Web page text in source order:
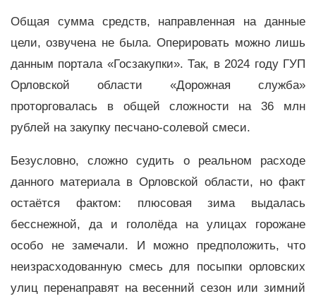
Общая сумма средств, направленная на данные
цели, озвучена не была. Оперировать можно лишь
данным портала «Госзакупки». Так, в 2024 году ГУП
Орловской области «Дорожная служба»
проторговалась в общей сложности на 36 млн
рублей на закупку песчано-солевой смеси.
Безусловно, сложно судить о реальном расходе
данного материала в Орловской области, но факт
остаётся фактом: плюсовая зима выдалась
бесснежной, да и гололёда на улицах горожане
особо не замечали. И можно предположить, что
неизрасходованную смесь для посыпки орловских
улиц перенаправят на весенний сезон или зимний